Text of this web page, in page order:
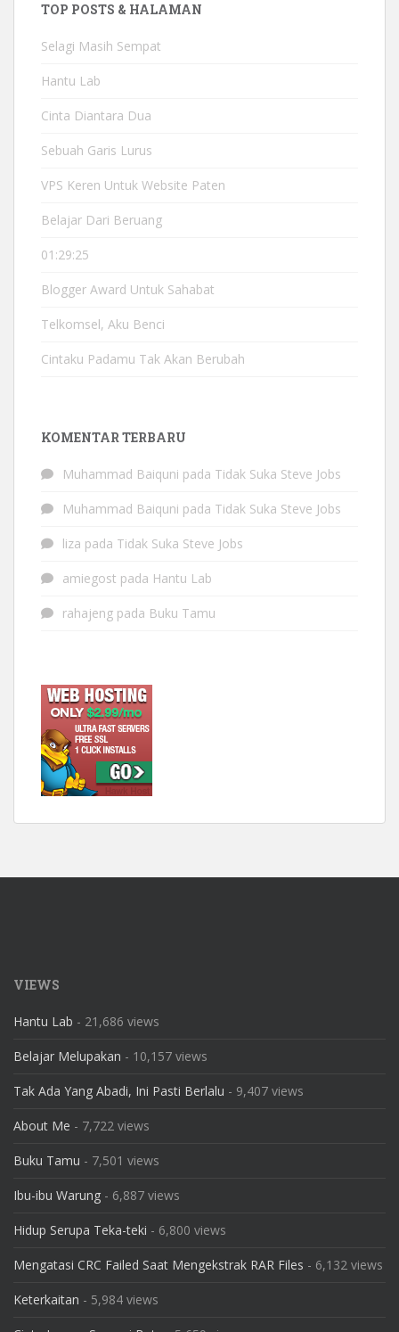
TOP POSTS & HALAMAN
Selagi Masih Sempat
Hantu Lab
Cinta Diantara Dua
Sebuah Garis Lurus
VPS Keren Untuk Website Paten
Belajar Dari Beruang
01:29:25
Blogger Award Untuk Sahabat
Telkomsel, Aku Benci
Cintaku Padamu Tak Akan Berubah
KOMENTAR TERBARU
Muhammad Baiquni pada Tidak Suka Steve Jobs
Muhammad Baiquni pada Tidak Suka Steve Jobs
liza pada Tidak Suka Steve Jobs
amiegost pada Hantu Lab
rahajeng pada Buku Tamu
VIEWS
Hantu Lab - 21,686 views
Belajar Melupakan - 10,157 views
Tak Ada Yang Abadi, Ini Pasti Berlalu - 9,407 views
About Me - 7,722 views
Buku Tamu - 7,501 views
Ibu-ibu Warung - 6,887 views
Hidup Serupa Teka-teki - 6,800 views
Mengatasi CRC Failed Saat Mengekstrak RAR Files - 6,132 views
Keterkaitan - 5,984 views